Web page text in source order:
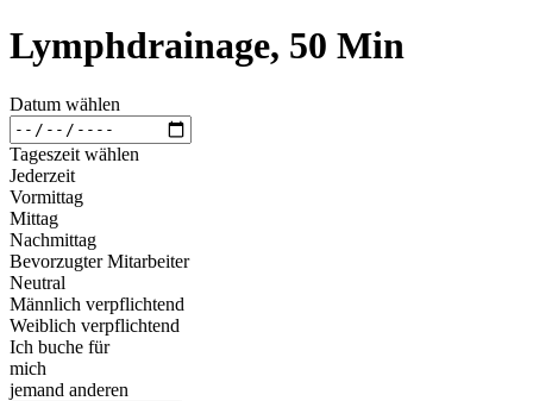
Lymphdrainage, 50 Min
Datum wählen
Tageszeit wählen
Jederzeit
Vormittag
Mittag
Nachmittag
Bevorzugter Mitarbeiter
Neutral
Männlich verpflichtend
Weiblich verpflichtend
Ich buche für
mich
jemand anderen